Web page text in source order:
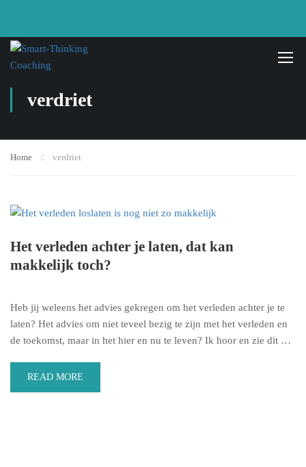
verdriet
Home verdriet
Het verleden achter je laten, dat kan
makkelijk toch?
Heb jij weleens het advies gekregen om het verleden achter je te
laten? Het advies om niet teveel bezig te zijn met het verleden en
de toekomst, maar in het hier en nu te leven? Ik hoor en zie dit …
READ MORE